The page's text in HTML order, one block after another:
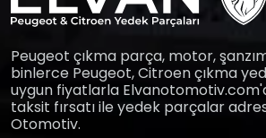
Peugeot çıkma parça, motor,
binlerce Peugeot, Citroen çıkma
uygun fiyatlarla
taksit fırsatı ile yedek parçalar
Otomotiv.